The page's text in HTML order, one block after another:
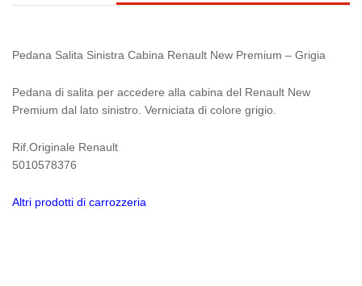
Pedana Salita Sinistra Cabina Renault New Premium – Grigia
Pedana di salita per accedere alla cabina del Renault New
Premium dal lato sinistro. Verniciata di colore grigio.
Rif.Originale Renault
5010578376
Altri prodotti di carrozzeria